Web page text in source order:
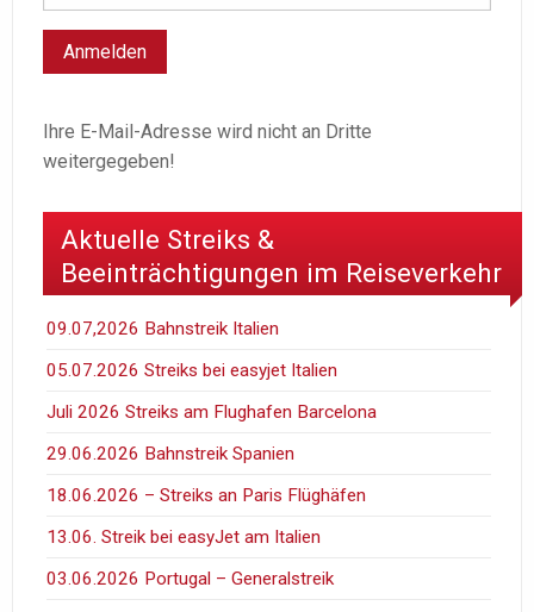
Ihre E-Mail-Adresse wird nicht an Dritte
weitergegeben!
Aktuelle Streiks &
Beeinträchtigungen im Reiseverkehr
09.07,2026 Bahnstreik Italien
05.07.2026 Streiks bei easyjet Italien
Juli 2026 Streiks am Flughafen Barcelona
29.06.2026 Bahnstreik Spanien
18.06.2026 – Streiks an Paris Flüghäfen
13.06. Streik bei easyJet am Italien
03.06.2026 Portugal – Generalstreik